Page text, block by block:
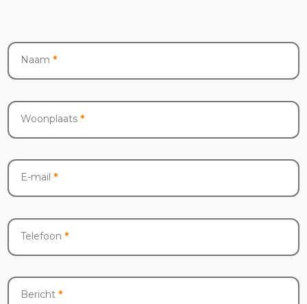
Naam *
Woonplaats *
E-mail *
Telefoon *
Bericht *